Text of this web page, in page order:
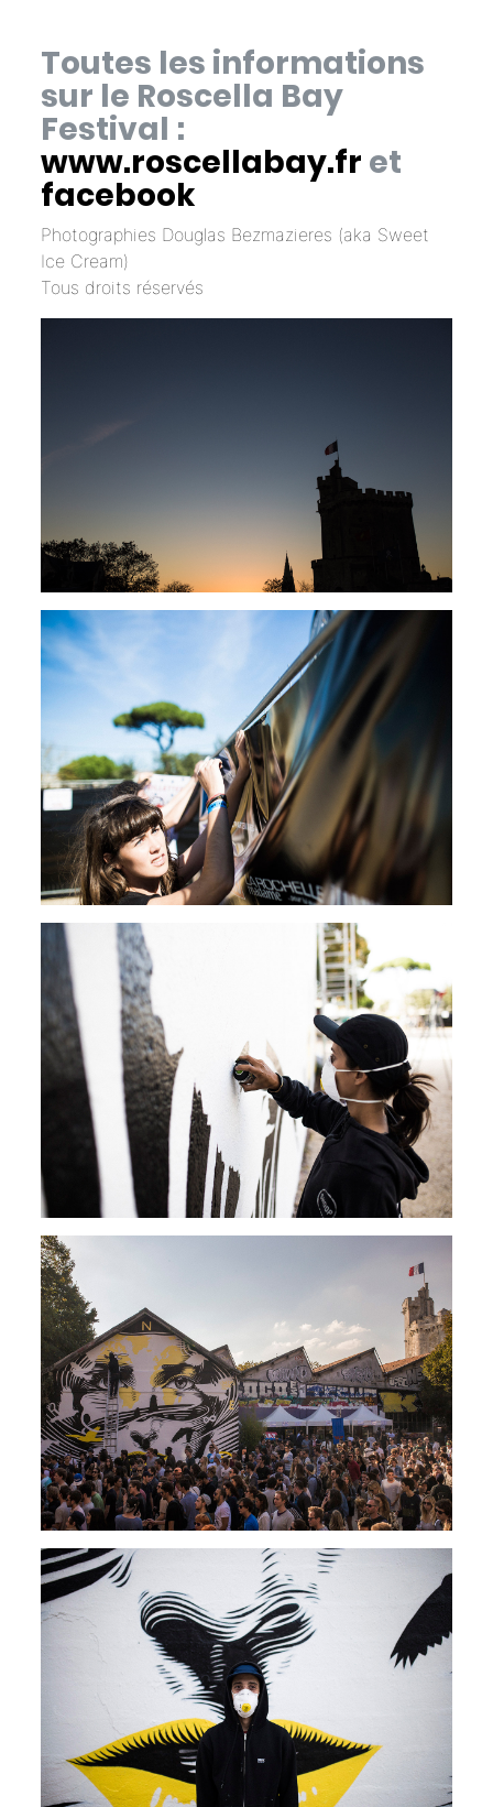
Toutes les informations
sur le Roscella Bay
Festival :
www.roscellabay.fr et
facebook
Photographies Douglas Bezmazieres (aka Sweet
Ice Cream)
Tous droits réservés